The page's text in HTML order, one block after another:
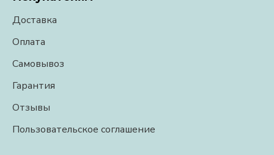
Доставка
Оплата
Самовывоз
Гарантия
Отзывы
Пользовательское соглашение